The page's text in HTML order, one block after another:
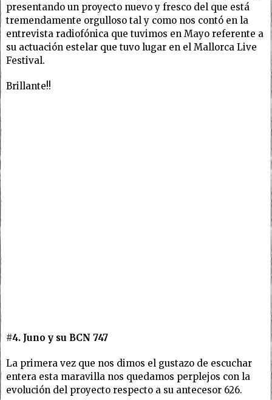
presentando un proyecto nuevo y fresco del que está
tremendamente orgulloso tal y como nos contó en la
entrevista radiofónica que tuvimos en Mayo referente a
su actuación estelar que tuvo lugar en el Mallorca Live
Festival.
Brillante!!
#4. Juno y su BCN 747
La primera vez que nos dimos el gustazo de escuchar
entera esta maravilla nos quedamos perplejos con la
evolución del proyecto respecto a su antecesor 626.